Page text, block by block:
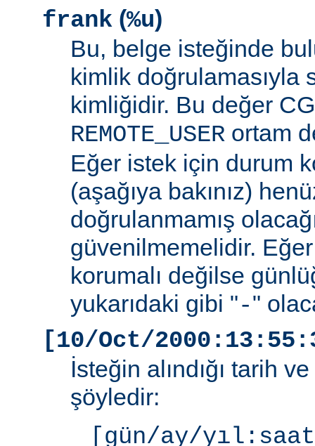
frank (%u)
Bu, belge isteğinde
kimlik doğrulamasıyla
kimliğidir. Bu değer
REMOTE_USER ortam
Eğer istek için durum
(aşağıya bakınız)
doğrulanmamış
güvenilmemelidir.
korumalı değilse
yukarıdaki gibi "-"
[10/Oct/
İsteğin alındığı tarih
şöyledir:
[gün/ay/